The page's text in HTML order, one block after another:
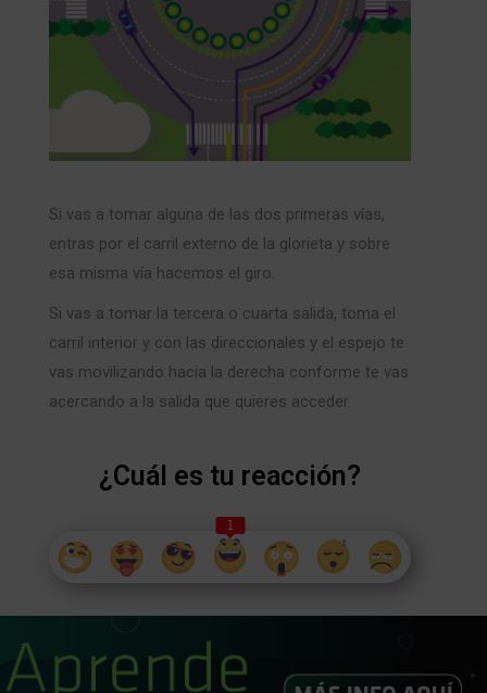
Si vas a tomar alguna de las dos primeras vías,
entras por el carril externo de la glorieta y sobre
esa misma vía hacemos el giro.
Si vas a tomar la tercera o cuarta salida, toma el
carril interior y con las direccionales y el espejo te
vas movilizando hacia la derecha conforme te vas
acercando a la salida que quieres acceder.
¿Cuál es tu reacción?
1